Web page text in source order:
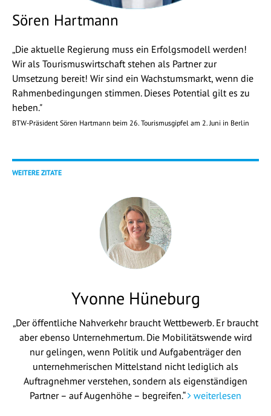
Sören Hartmann
„Die aktuelle Regierung muss ein Erfolgsmodell werden!
Wir als Tourismuswirtschaft stehen als Partner zur
Umsetzung bereit! Wir sind ein Wachstumsmarkt, wenn die
Rahmenbedingungen stimmen. Dieses Potential gilt es zu
heben."
BTW-Präsident Sören Hartmann beim 26. Tourismusgipfel am 2. Juni in Berlin
WEITERE ZITATE
Yvonne Hüneburg
„Der öffentliche Nahverkehr braucht Wettbewerb. Er braucht
aber ebenso Unternehmertum. Die Mobilitätswende wird
nur gelingen, wenn Politik und Aufgabenträger den
unternehmerischen Mittelstand nicht lediglich als
Auftragnehmer verstehen, sondern als eigenständigen
Partner – auf Augenhöhe – begreifen.“
weiterlesen